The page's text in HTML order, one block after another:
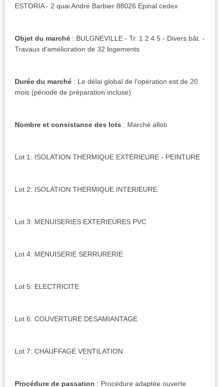
ESTORIA - 2 quai André Barbier 88026 Epinal cedex
Objet du marché : BULGNEVILLE - Tr. 1 2 4 5 - Divers bât. -
Travaux d'amélioration de 32 logements
Durée du marché : Le délai global de l'opération est de 20
mois (période de préparation incluse)
Nombre et consistance des lots : Marché alloti
Lot 1: ISOLATION THERMIQUE EXTERIEURE - PEINTURE
Lot 2: ISOLATION THERMIQUE INTERIEURE
Lot 3: MENUISERIES EXTERIEURES PVC
Lot 4: MENUISERIE SERRURERIE
Lot 5: ELECTRICITE
Lot 6: COUVERTURE DESAMIANTAGE
Lot 7: CHAUFFAGE VENTILATION
Procédure de passation : Procédure adaptée ouverte